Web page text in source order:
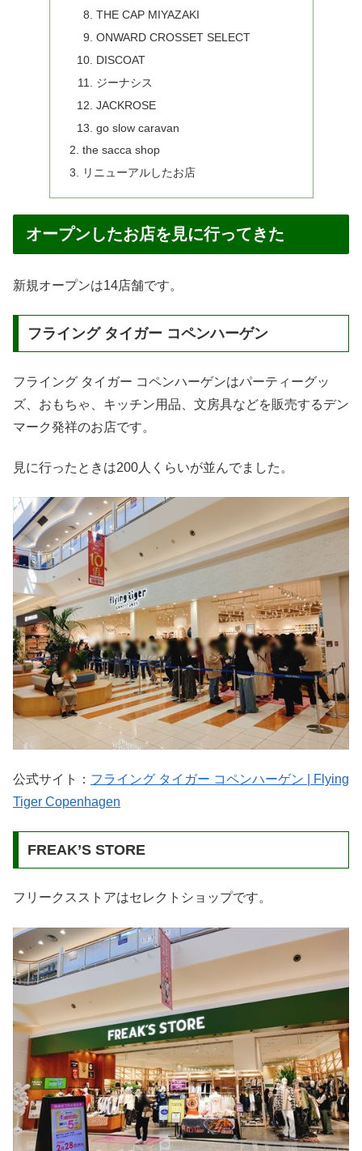
THE CAP MIYAZAKI
ONWARD CROSSET SELECT
DISCOAT
ジーナシス
JACKROSE
go slow caravan
the sacca shop
リニューアルしたお店
オープンしたお店を見に行ってきた
新規オープンは14店舗です。
フライング タイガー コペンハーゲン
フライング タイガー コペンハーゲンはパーティーグッ
ズ、おもちゃ、キッチン用品、文房具などを販売するデン
マーク発祥のお店です。
見に行ったときは200人くらいが並んでました。
公式サイト： フライング タイガー コペンハーゲン | Flying
Tiger Copenhagen
FREAK’S STORE
フリークスストアはセレクトショップです。